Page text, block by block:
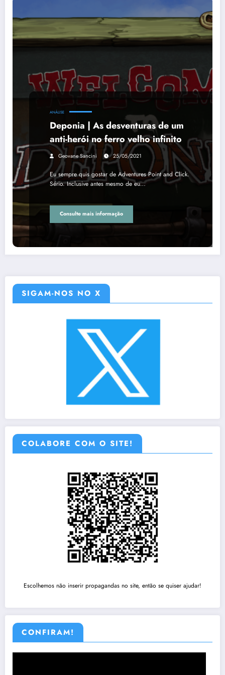
ANÁLISE
Deponia | As desventuras de um
anti-herói no ferro velho infinito
Geovane Sancini 25/05/2021
Eu sempre quis gostar de Adventures Point and Click.
Sério. Inclusive antes mesmo de eu…
Consulte mais informação
SIGAM-NOS NO X
COLABORE COM O SITE!
Escolhemos não inserir propagandas no site, então se quiser ajudar!
CONFIRAM!